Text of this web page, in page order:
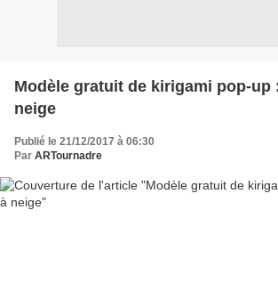
Modèle gratuit de kirigami pop-up
neige
Publié le 21/12/2017 à 06:30
Par ARTournadre